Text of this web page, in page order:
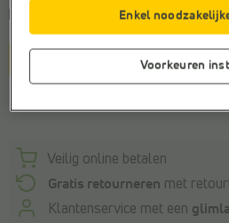
Kies een maat om de
In
Veilig online betalen
Gratis retourneren met
Klantenservice met een
Voorkeuren
Enkel